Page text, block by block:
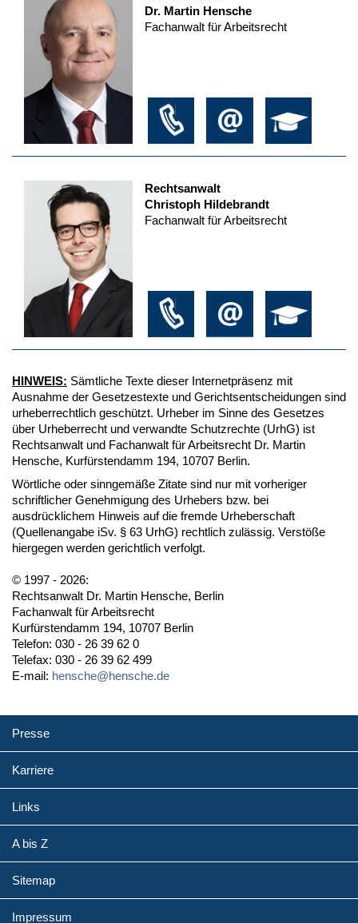
Dr. Martin Hensche
Fachanwalt für Arbeitsrecht
Rechtsanwalt
Christoph Hildebrandt
Fachanwalt für Arbeitsrecht
HINWEIS: Sämtliche Texte dieser Internetpräsenz mit
Ausnahme der Gesetzestexte und Gerichtsentscheidungen sind
urheberrechtlich geschützt. Urheber im Sinne des Gesetzes
über Urheberrecht und verwandte Schutzrechte (UrhG) ist
Rechtsanwalt und Fachanwalt für Arbeitsrecht Dr. Martin
Hensche, Kurfürstendamm 194, 10707 Berlin.
Wörtliche oder sinngemäße Zitate sind nur mit vorheriger
schriftlicher Genehmigung des Urhebers bzw. bei
ausdrücklichem Hinweis auf die fremde Urheberschaft
(Quellenangabe iSv. § 63 UrhG) rechtlich zulässig. Verstöße
hiergegen werden gerichtlich verfolgt.
© 1997 - 2026:
Rechtsanwalt Dr. Martin Hensche, Berlin
Fachanwalt für Arbeitsrecht
Kurfürstendamm 194, 10707 Berlin
Telefon: 030 - 26 39 62 0
Telefax: 030 - 26 39 62 499
E-mail: hensche@hensche.de
Presse
Karriere
Links
A bis Z
Sitemap
Impressum